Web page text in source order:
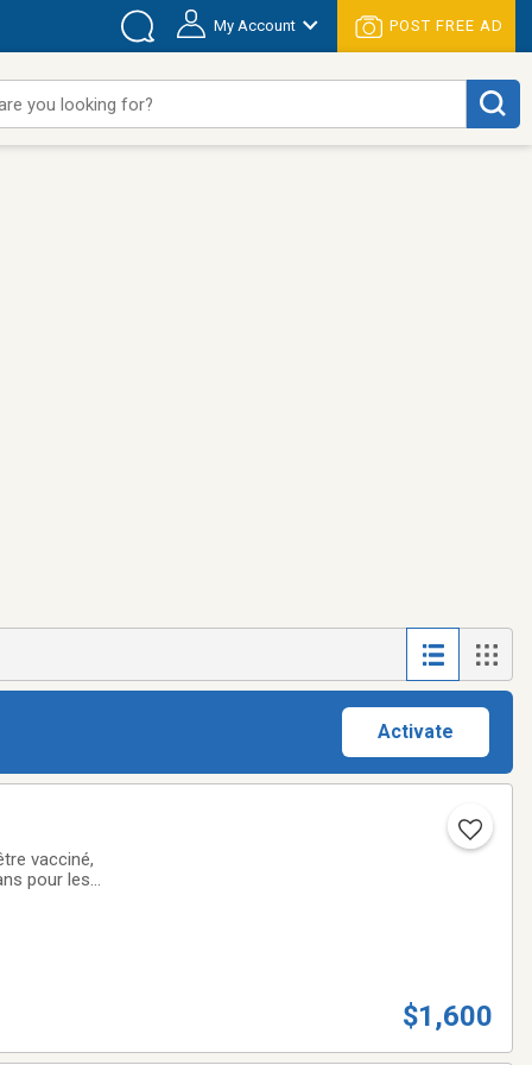
My Account POST FREE AD
you looking for?
Activate
vacciné,
pour les
$1,600